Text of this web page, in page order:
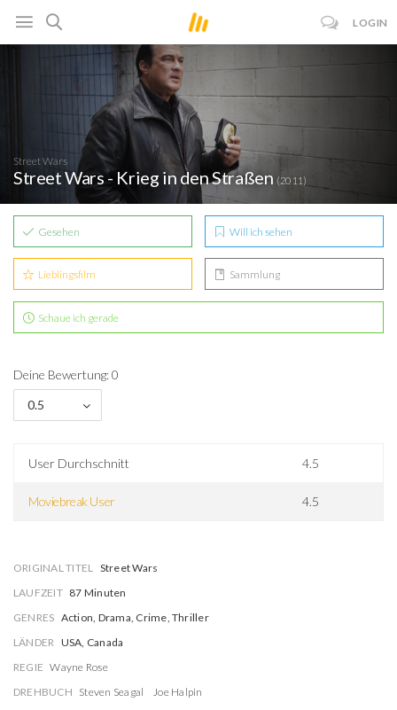
LOGIN
Street Wars
Street Wars - Krieg in den Straßen (2011)
Gesehen Will ich sehen
Lieblingsfilm Sammlung
Schaue ich gerade
Deine Bewertung: 0
0.5
User Durchschnitt 4.5
Moviebreak User 4.5
ORIGINAL TITEL Street Wars
LAUFZEIT 87 Minuten
GENRES Action, Drama, Crime, Thriller
LÄNDER USA, Canada
REGIE Wayne Rose
DREHBUCH Steven Seagal
Joe Halpin